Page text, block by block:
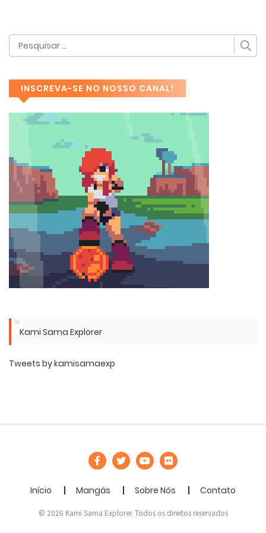
INSCREVA-SE NO NOSSO CANAL!
Kami Sama Explorer
Tweets by kamisamaexp
Início Mangás Sobre Nós Contato
© 2026 Kami Sama Explorer. Todos os direitos reservados